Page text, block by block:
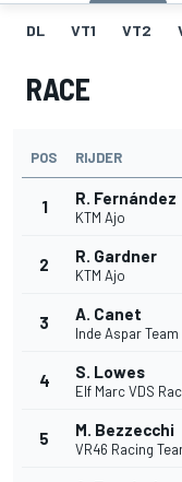
DL VT1 VT2
RACE
POS RIJDER
1 R. Fernández
KTM Ajo
2 R. Gardner
KTM Ajo
3 A. Canet
Inde Aspar Team
4 S. Lowes
Elf Marc VDS
5 M. Bezzecchi
VR46 Racing